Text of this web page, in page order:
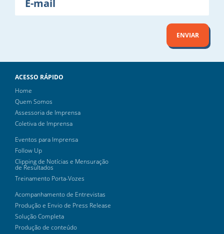
mail
ENVIAR
ACESSO RÁPIDO
Home
Quem Somos
Assessoria de Imprensa
Coletiva de Imprensa
Eventos para Imprensa
Follow Up
Clipping de Notícias e Mensuração
de Resultados
Treinamento Porta-Vozes
Acompanhamento de Entrevistas
Produção e Envio de Press Release
Solução Completa
Produção de conteúdo